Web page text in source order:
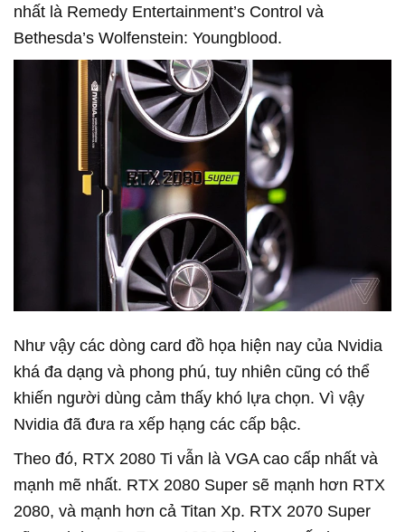
nhất là Remedy Entertainment’s Control và
Bethesda’s Wolfenstein: Youngblood.
Như vậy các dòng card đồ họa hiện nay của Nvidia
khá đa dạng và phong phú, tuy nhiên cũng có thể
khiến người dùng cảm thấy khó lựa chọn. Vì vậy
Nvidia đã đưa ra xếp hạng các cấp bậc.
Theo đó, RTX 2080 Ti vẫn là VGA cao cấp nhất và
mạnh mẽ nhất. RTX 2080 Super sẽ mạnh hơn RTX
2080, và mạnh hơn cả Titan Xp. RTX 2070 Super